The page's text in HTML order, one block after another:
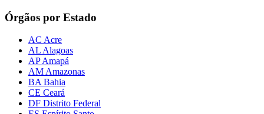
Órgãos por Estado
AC Acre
AL Alagoas
AP Amapá
AM Amazonas
BA Bahia
CE Ceará
DF Distrito Federal